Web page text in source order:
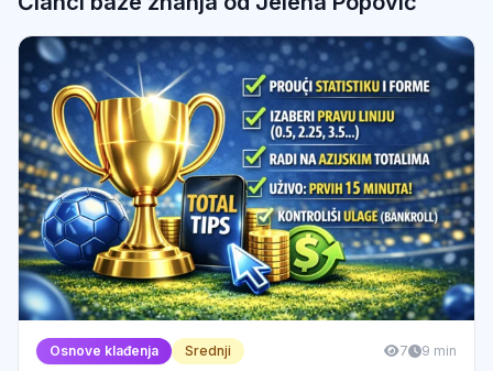
Osnove klađenja Srednji 7 9 min